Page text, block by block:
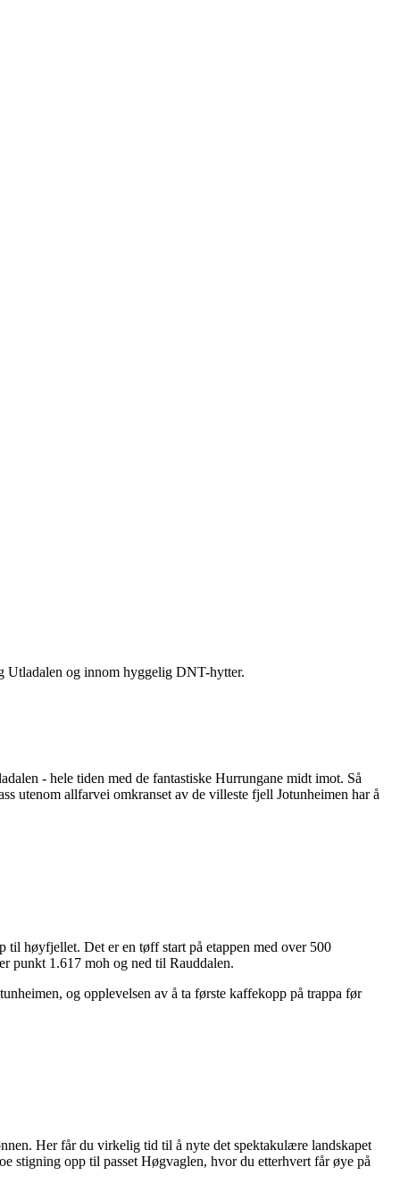
Utladalen og innom hyggelig DNT-hytter.
- hele tiden med de fantastiske Hurrungane midt imot. Så
utenom allfarvei omkranset av de villeste fjell Jotunheimen har å
høyfjellet. Det er en tøff start på etappen med over 500
punkt 1.617 moh og ned til Rauddalen.
og opplevelsen av å ta første kaffekopp på trappa før
Her får du virkelig tid til å nyte det spektakulære landskapet
stigning opp til passet Høgvaglen, hvor du etterhvert får øye på